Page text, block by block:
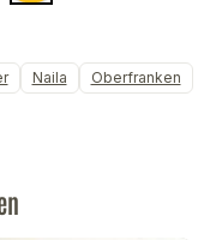
Naila
Oberfranken